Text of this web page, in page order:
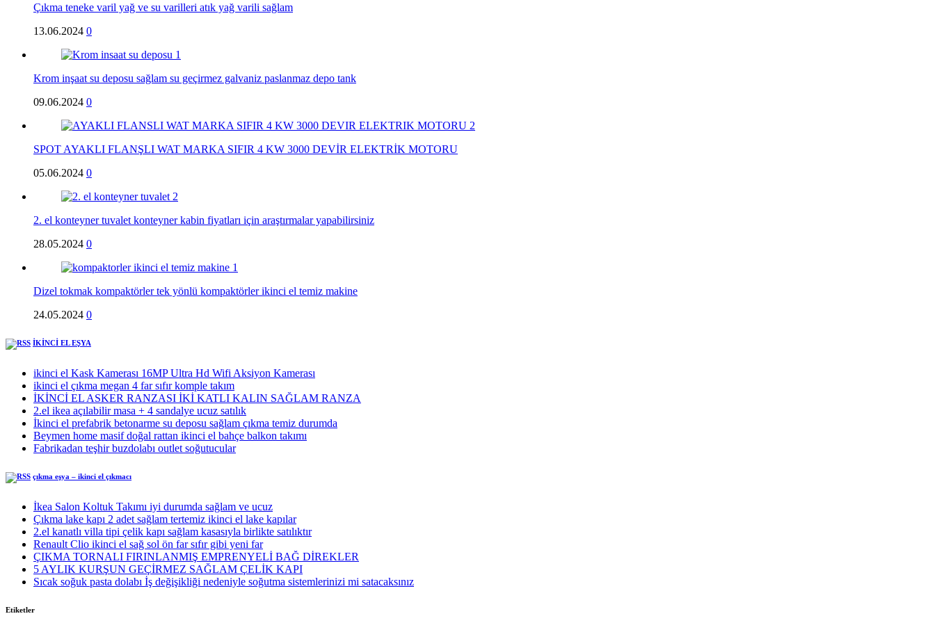
Çıkma teneke varil yağ ve su varilleri atık yağ varili sağlam
13.06.2024 0
Krom inşaat su deposu sağlam su geçirmez galvaniz paslanmaz depo tank
09.06.2024 0
SPOT AYAKLI FLANŞLI WAT MARKA SIFIR 4 KW 3000 DEVİR ELEKTRİK MOTORU
05.06.2024 0
2. el konteyner tuvalet konteyner kabin fiyatları için araştırmalar yapabilirsiniz
28.05.2024 0
Dizel tokmak kompaktörler tek yönlü kompaktörler ikinci el temiz makine
24.05.2024 0
İKİNCİ EL EŞYA
ikinci el Kask Kamerası 16MP Ultra Hd Wifi Aksiyon Kamerası
ikinci el çıkma megan 4 far sıfır komple takım
İKİNCİ EL ASKER RANZASI İKİ KATLI KALIN SAĞLAM RANZA
2.el ikea açılabilir masa + 4 sandalye ucuz satılık
İkinci el prefabrik betonarme su deposu sağlam çıkma temiz durumda
Beymen home masif doğal rattan ikinci el bahçe balkon takımı
Fabrikadan teşhir buzdolabı outlet soğutucular
çıkma eşya – ikinci el çıkmacı
İkea Salon Koltuk Takımı iyi durumda sağlam ve ucuz
Çıkma lake kapı 2 adet sağlam tertemiz ikinci el lake kapılar
2.el kanatlı villa tipi çelik kapı sağlam kasasıyla birlikte satılıktır
Renault Clio ikinci el sağ sol ön far sıfır gibi yeni far
ÇIKMA TORNALI FIRINLANMIŞ EMPRENYELİ BAĞ DİREKLER
5 AYLIK KURŞUN GEÇİRMEZ SAĞLAM ÇELİK KAPI
Sıcak soğuk pasta dolabı İş değişikliği nedeniyle soğutma sistemlerinizi mi satacaksınız
Etiketler